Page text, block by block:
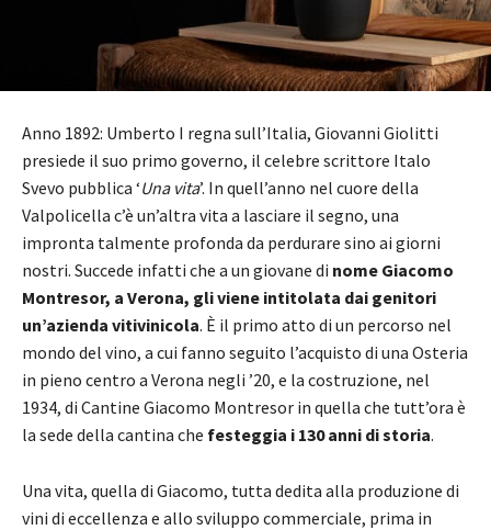
Anno 1892: Umberto I regna sull’Italia, Giovanni Giolitti
presiede il suo primo governo, il celebre scrittore Italo
Svevo pubblica ‘Una vita’. In quell’anno nel cuore della
Valpolicella c’è un’altra vita a lasciare il segno, una
impronta talmente profonda da perdurare sino ai giorni
nostri. Succede infatti che a un giovane di nome Giacomo
Montresor, a Verona, gli viene intitolata dai genitori
un’azienda vitivinicola. È il primo atto di un percorso nel
mondo del vino, a cui fanno seguito l’acquisto di una Osteria
in pieno centro a Verona negli ’20, e la costruzione, nel
1934, di Cantine Giacomo Montresor in quella che tutt’ora è
la sede della cantina che festeggia i 130 anni di storia.
Una vita, quella di Giacomo, tutta dedita alla produzione di
vini di eccellenza e allo sviluppo commerciale, prima in